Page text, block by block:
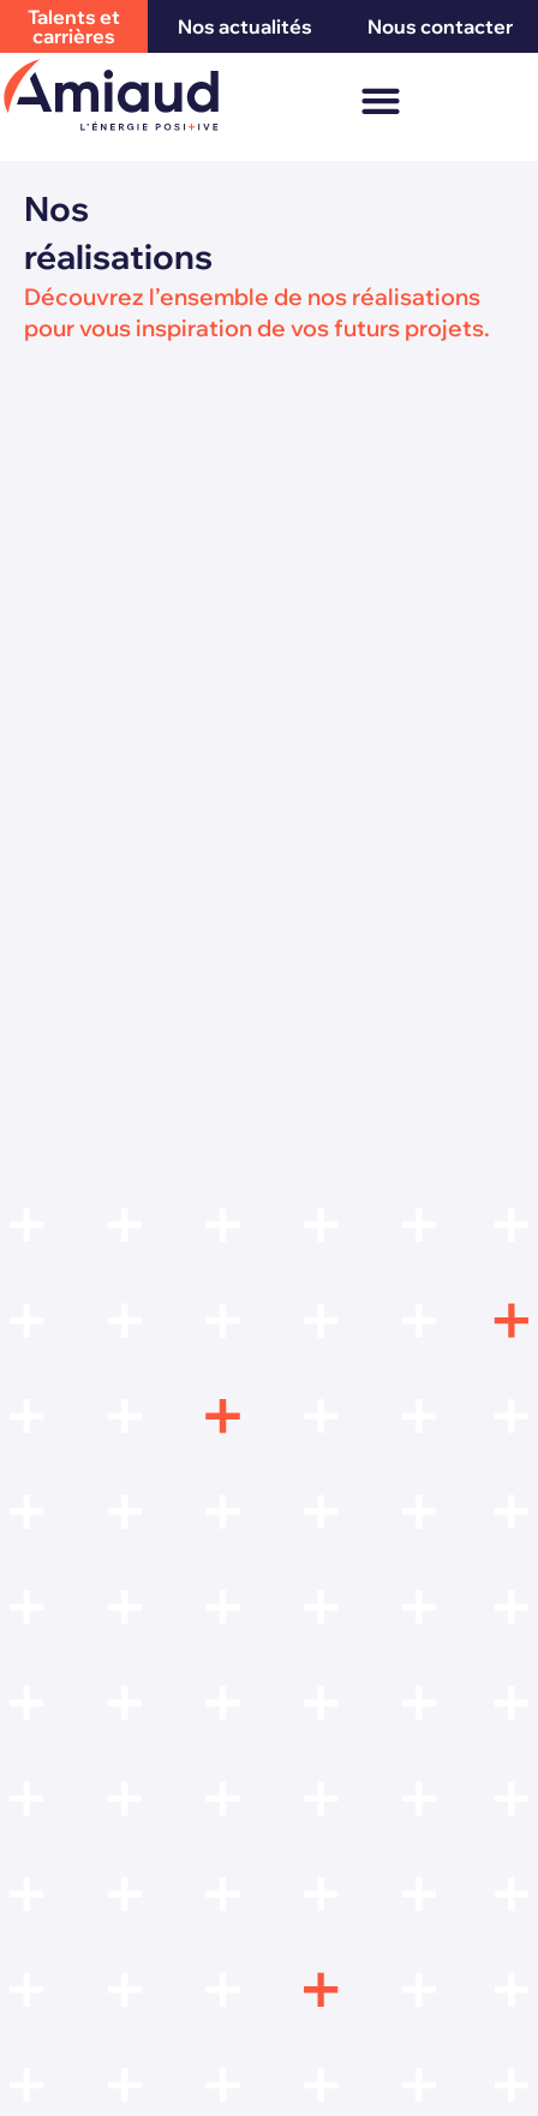
Talents et
carrières
Nos actualités Nous contacter
Nos
réalisations
Découvrez l’ensemble de nos réalisations
pour vous inspiration de vos futurs projets.